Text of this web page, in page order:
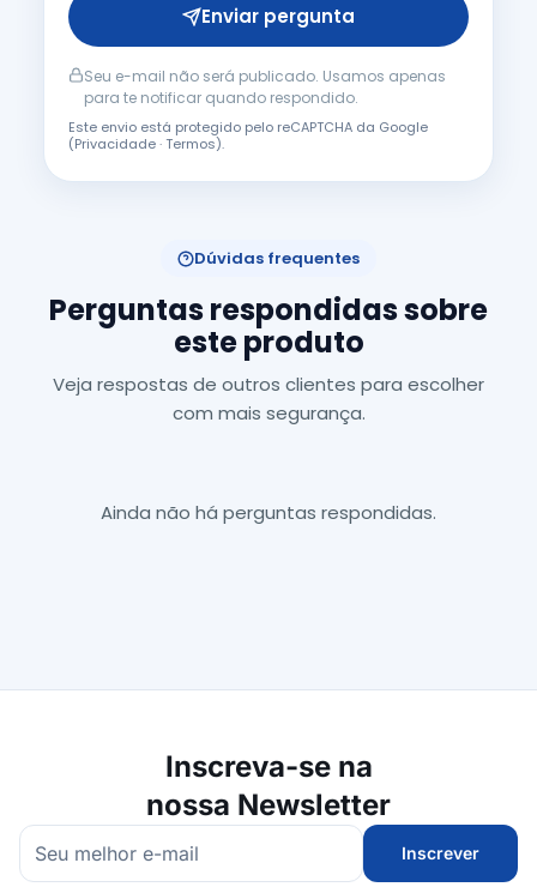
Enviar pergunta
Seu e-mail não será publicado. Usamos apenas
para te notificar quando respondido.
Este envio está protegido pelo reCAPTCHA da Google
(Privacidade·Termos).
Dúvidas frequentes
Perguntas respondidas sobre
este produto
Veja respostas de outros clientes para escolher
com mais segurança.
Ainda não há perguntas respondidas.
Inscreva-se na
nossa Newsletter
Inscrever